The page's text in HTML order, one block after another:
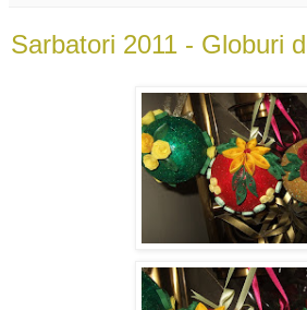
Sarbatori 2011 - Globuri